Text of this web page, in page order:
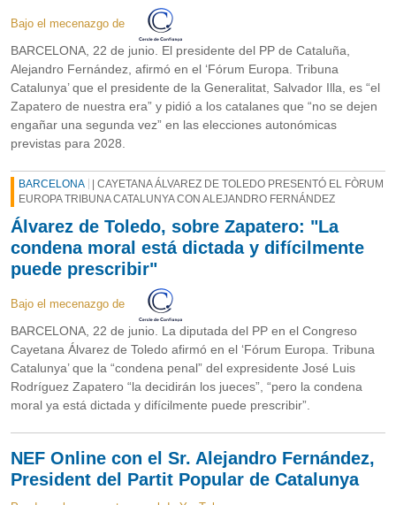
Bajo el mecenazgo de
BARCELONA, 22 de junio. El presidente del PP de Cataluña,
Alejandro Fernández, afirmó en el ‘Fórum Europa. Tribuna
Catalunya’ que el presidente de la Generalitat, Salvador Illa, es “el
Zapatero de nuestra era” y pidió a los catalanes que “no se dejen
engañar una segunda vez” en las elecciones autonómicas
previstas para 2028.
BARCELONA
| CAYETANA ÁLVAREZ DE TOLEDO PRESENTÓ EL FÒRUM
EUROPA TRIBUNA CATALUNYA CON ALEJANDRO FERNÁNDEZ
Álvarez de Toledo, sobre Zapatero: "La
condena moral está dictada y difícilmente
puede prescribir"
Bajo el mecenazgo de
BARCELONA, 22 de junio. La diputada del PP en el Congreso
Cayetana Álvarez de Toledo afirmó en el ‘Fórum Europa. Tribuna
Catalunya’ que la “condena penal” del expresidente José Luis
Rodríguez Zapatero “la decidirán los jueces”, “pero la condena
moral ya está dictada y difícilmente puede prescribir”.
NEF Online con el Sr. Alejandro Fernández,
President del Partit Popular de Catalunya